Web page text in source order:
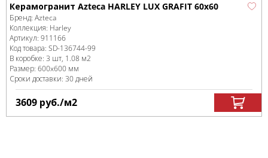
Керамогранит Azteca HARLEY LUX GRAFIT 60x60
Бренд: Azteca
Коллекция: Harley
Артикул: 911166
Код товара: SD-136744-99
В коробке: 3 шт, 1.08 м2
Размер: 600x600 мм
Сроки доставки: 30 дней
3609 руб./м2